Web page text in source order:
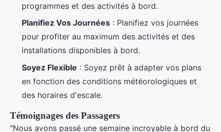
programmes et des activités à bord.
Planifiez Vos Journées : Planifiez vos journées
pour profiter au maximum des activités et des
installations disponibles à bord.
Soyez Flexible : Soyez prêt à adapter vos plans
en fonction des conditions météorologiques et
des horaires d'escale.
Témoignages des Passagers
"Nous avons passé une semaine incroyable à bord du